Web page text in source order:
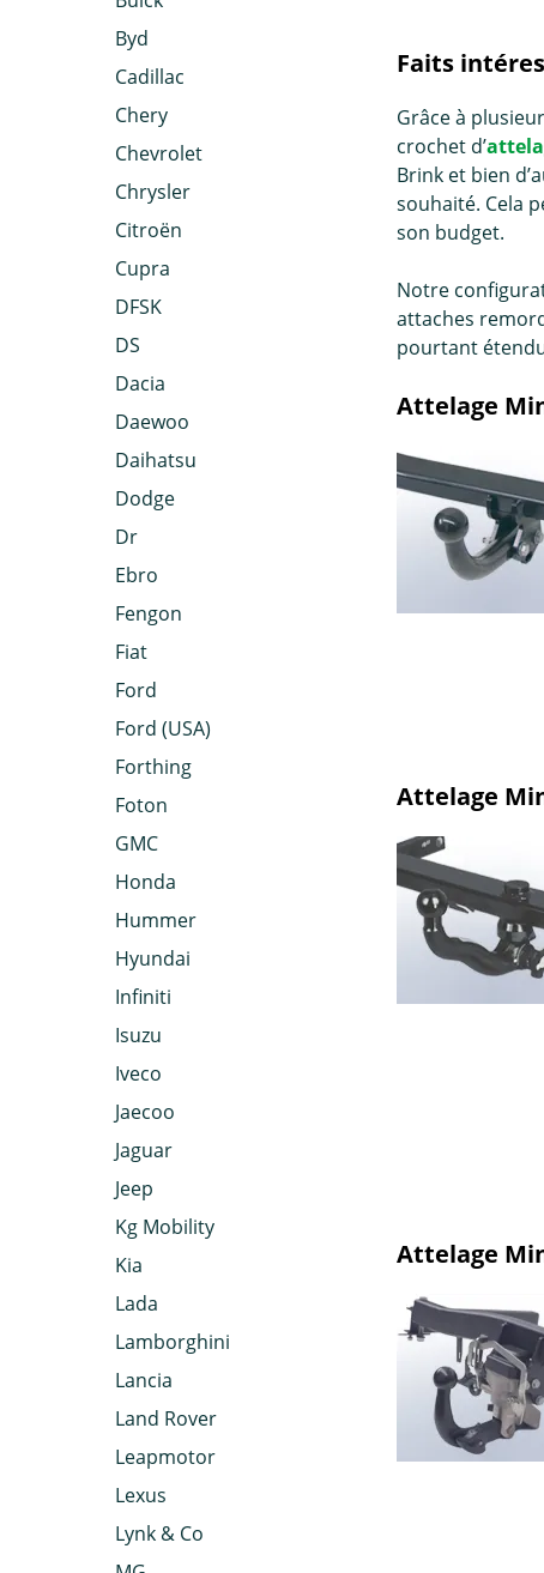
Byd
Cadillac
Chery
Chevrolet
Chrysler
Citroën
Cupra
DFSK
DS
Dacia
Daewoo
Daihatsu
Dodge
Dr
Ebro
Fengon
Fiat
Ford
Ford (USA)
Forthing
Foton
GMC
Honda
Hummer
Hyundai
Infiniti
Isuzu
Iveco
Jaecoo
Jaguar
Jeep
Kg Mobility
Kia
Lada
Lamborghini
Lancia
Land Rover
Leapmotor
Lexus
Lynk & Co
Faits
Grâce à
crochet d’
Brink et bien
souhaité. Cela
son budget.
Notre
attaches
pourtant
Attelage
Attelage
Attelage